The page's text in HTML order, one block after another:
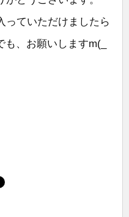
っていただけましたら
、お願いしますm(_